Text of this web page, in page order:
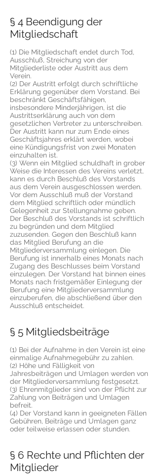
§ 4 Beendigung der
Mitgliedschaft
(1) Die Mitgliedschaft endet durch Tod,
Ausschluß, Streichung von der
Mitgliederliste oder Austritt aus dem
Verein.
(2) Der Austritt erfolgt durch schriftliche
Erklärung gegenüber dem Vorstand. Bei
beschränkt Geschäftsfähigen,
insbesondere Minderjährigen, ist die
Austrittserklärung auch von dem
gesetzlichen Vertreter zu unterschreiben.
Der Austritt kann nur zum Ende eines
Geschäftsjahres erklärt werden, wobei
eine Kündigungsfrist von zwei Monaten
einzuhalten ist.
(3) Wenn ein Mitglied schuldhaft in grober
Weise die Interessen des Vereins verletzt,
kann es durch Beschluß des Vorstands
aus dem Verein ausgeschlossen werden.
Vor dem Ausschluß muß der Vorstand
dem Mitglied schriftlich oder mündlich
Gelegenheit zur Stellungnahme geben.
Der Beschluß des Vorstands ist schriftlich
zu begründen und dem Mitglied
zuzusenden. Gegen den Beschluß kann
das Mitglied Berufung an die
Mitgliederversammlung einlegen. Die
Berufung ist innerhalb eines Monats nach
Zugang des Beschlusses beim Vorstand
einzulegen. Der Vorstand hat binnen eines
Monats nach fristgemäßer Einlegung der
Berufung eine Mitgliederversammlung
einzuberufen, die abschließend über den
Ausschluß entscheidet.
§ 5 Mitgliedsbeiträge
(1) Bei der Aufnahme in den Verein ist eine
einmalige Aufnahmegebühr zu zahlen.
(2) Höhe und Fälligkeit von
Jahresbeiträgen und Umlagen werden von
der Mitgliederversammlung festgesetzt.
(3) Ehrenmitglieder sind von der Pflicht zur
Zahlung von Beiträgen und Umlagen
befreit.
(4) Der Vorstand kann in geeigneten Fällen
Gebühren, Beiträge und Umlagen ganz
oder teilweise erlassen oder stunden.
§ 6 Rechte und Pflichten der
Mitglieder